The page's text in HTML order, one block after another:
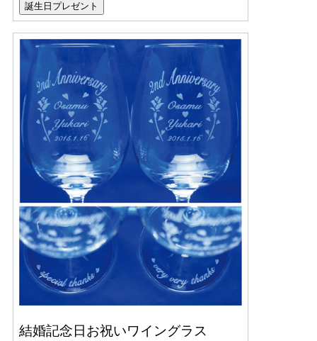
誕生日プレゼント
結婚記念日お祝いワイングラス